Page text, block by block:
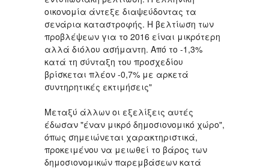
οικονομία άντεξε διαψεύδοντας τα
σενάρια καταστροφής. Η βελτίωση των
προβλέψεων για το 2016 είναι μικρότερη
αλλά διόλου ασήμαντη. Από το -1,3%
κατά τη σύνταξη του προσχεδίου
βρίσκεται πλέον -0,7% με αρκετά
συντηρητικές εκτιμήσεις"
Μεταξύ άλλων οι εξελίξεις αυτές
έδωσαν "έναν μικρό δημοσιονομικό χώρο",
όπως σημειώνεται χαρακτηριστικά,
προκειμένου να μειωθεί το βάρος των
δημοσιονομικών παρεμβάσεων κατά